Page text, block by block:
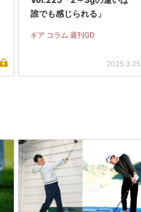
誰でも感じられる」
ギア コラム 週刊GD
2025.3.25